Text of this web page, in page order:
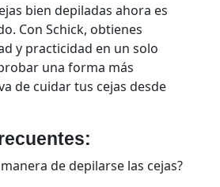
bien depiladas ahora es
Con Schick, obtienes
y practicidad en un solo
una forma más
de cuidar tus cejas desde
de depilarse las cejas?